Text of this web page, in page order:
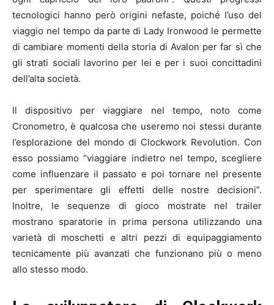
tecnologici hanno però origini nefaste, poiché l’uso del
viaggio nel tempo da parte di Lady Ironwood le permette
di cambiare momenti della storia di Avalon per far sì che
gli strati sociali lavorino per lei e per i suoi concittadini
dell’alta società.
Il dispositivo per viaggiare nel tempo, noto come
Cronometro, è qualcosa che useremo noi stessi durante
l’esplorazione del mondo di Clockwork Revolution. Con
esso possiamo “viaggiare indietro nel tempo, scegliere
come influenzare il passato e poi tornare nel presente
per sperimentare gli effetti delle nostre decisioni”.
Inoltre, le sequenze di gioco mostrate nel trailer
mostrano sparatorie in prima persona utilizzando una
varietà di moschetti e altri pezzi di equipaggiamento
tecnicamente più avanzati che funzionano più o meno
allo stesso modo.